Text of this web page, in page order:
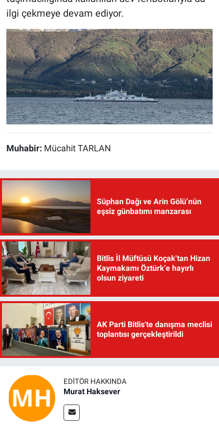
ilgi çekmeye devam ediyor.
Muhabir: Mücahit TARLAN
Süphan Dağı ve Arin Gölü’nün
eşsiz günbatımı manzarası
Bitlis İl Müftüsü Koçak'tan Hizan
Kaymakamı Öztürk'e hayırlı
olsun ziyareti
AK Parti Bitlis'te danışma meclisi
toplantısı gerçekleştirildi
EDITÖR HAKKINDA
Murat Haksever